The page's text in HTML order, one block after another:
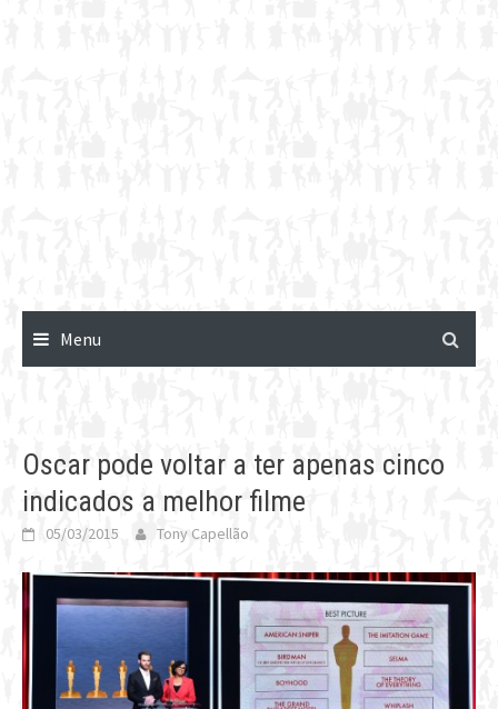
Menu
Oscar pode voltar a ter apenas cinco
indicados a melhor filme
05/03/2015 Tony Capellão